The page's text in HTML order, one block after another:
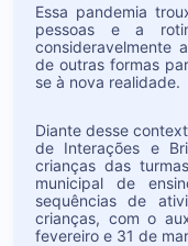
Essa pandemia
pessoas e a
consideravelmente
de outras formas
se à nova realidade.
Diante desse
de Interações e
crianças das
municipal de
sequências de
crianças, com o
fevereiro e 31 de